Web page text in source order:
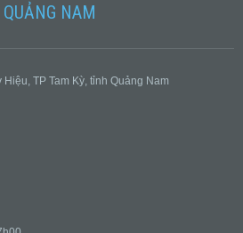
NAM
TP Tam Kỳ, tỉnh Quảng Nam